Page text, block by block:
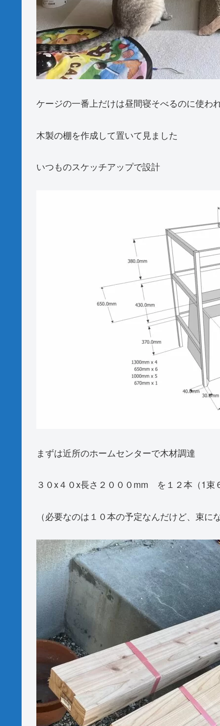
ケージの一番上だけは昼間寝そべるのに使わ
木製の棚を作成して置いて見ました
いつものスケッチアップで設計
まずは近所のホームセンターで木材調達
３０x４０x長さ２０００mm を１２本（1束
（必要なのは１０本の予定なんだけど、束